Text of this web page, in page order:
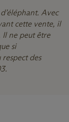
Avec
cette vente, il
Il ne peut être
si
respect des